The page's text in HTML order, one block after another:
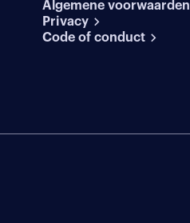
Algemene voorwaarden
Privacy
Code of conduct